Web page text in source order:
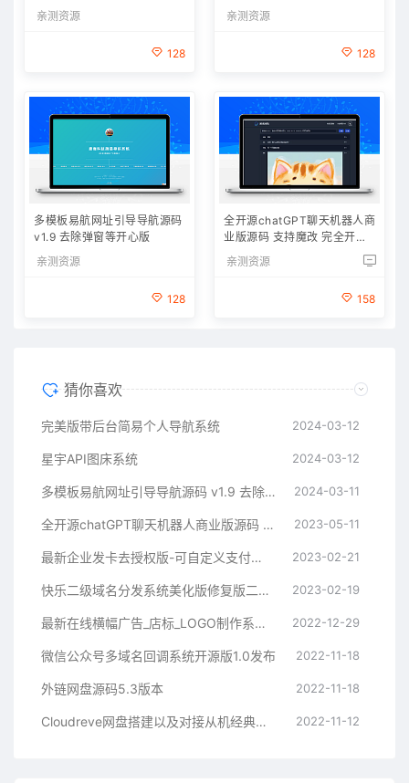
亲测资源
128
亲测资源
128
多模板易航网址引导导航源码
v1.9 去除弹窗等开心版
亲测资源
128
全开源chatGPT聊天机器人商
业版源码 支持魔改 完全开放
源代码
亲测资源
158
猜你喜欢
完美版带后台简易个人导航系统 2024-03-12
星宇API图床系统 2024-03-12
多模板易航网址引导导航源码 v1.9 去除弹窗等开心版 2024-03-11
全开源chatGPT聊天机器人商业版源码 支持魔改 完全开放源代码 2023-05-11
最新企业发卡去授权版-可自定义支付接口 2023-02-21
快乐二级域名分发系统美化版修复版二开版 2023-02-19
最新在线横幅广告_店标_LOGO制作系统源码本地接口版 2022-12-29
微信公众号多域名回调系统开源版1.0发布 2022-11-18
外链网盘源码5.3版本 2022-11-18
Cloudreve网盘搭建以及对接从机经典教程 2022-11-12